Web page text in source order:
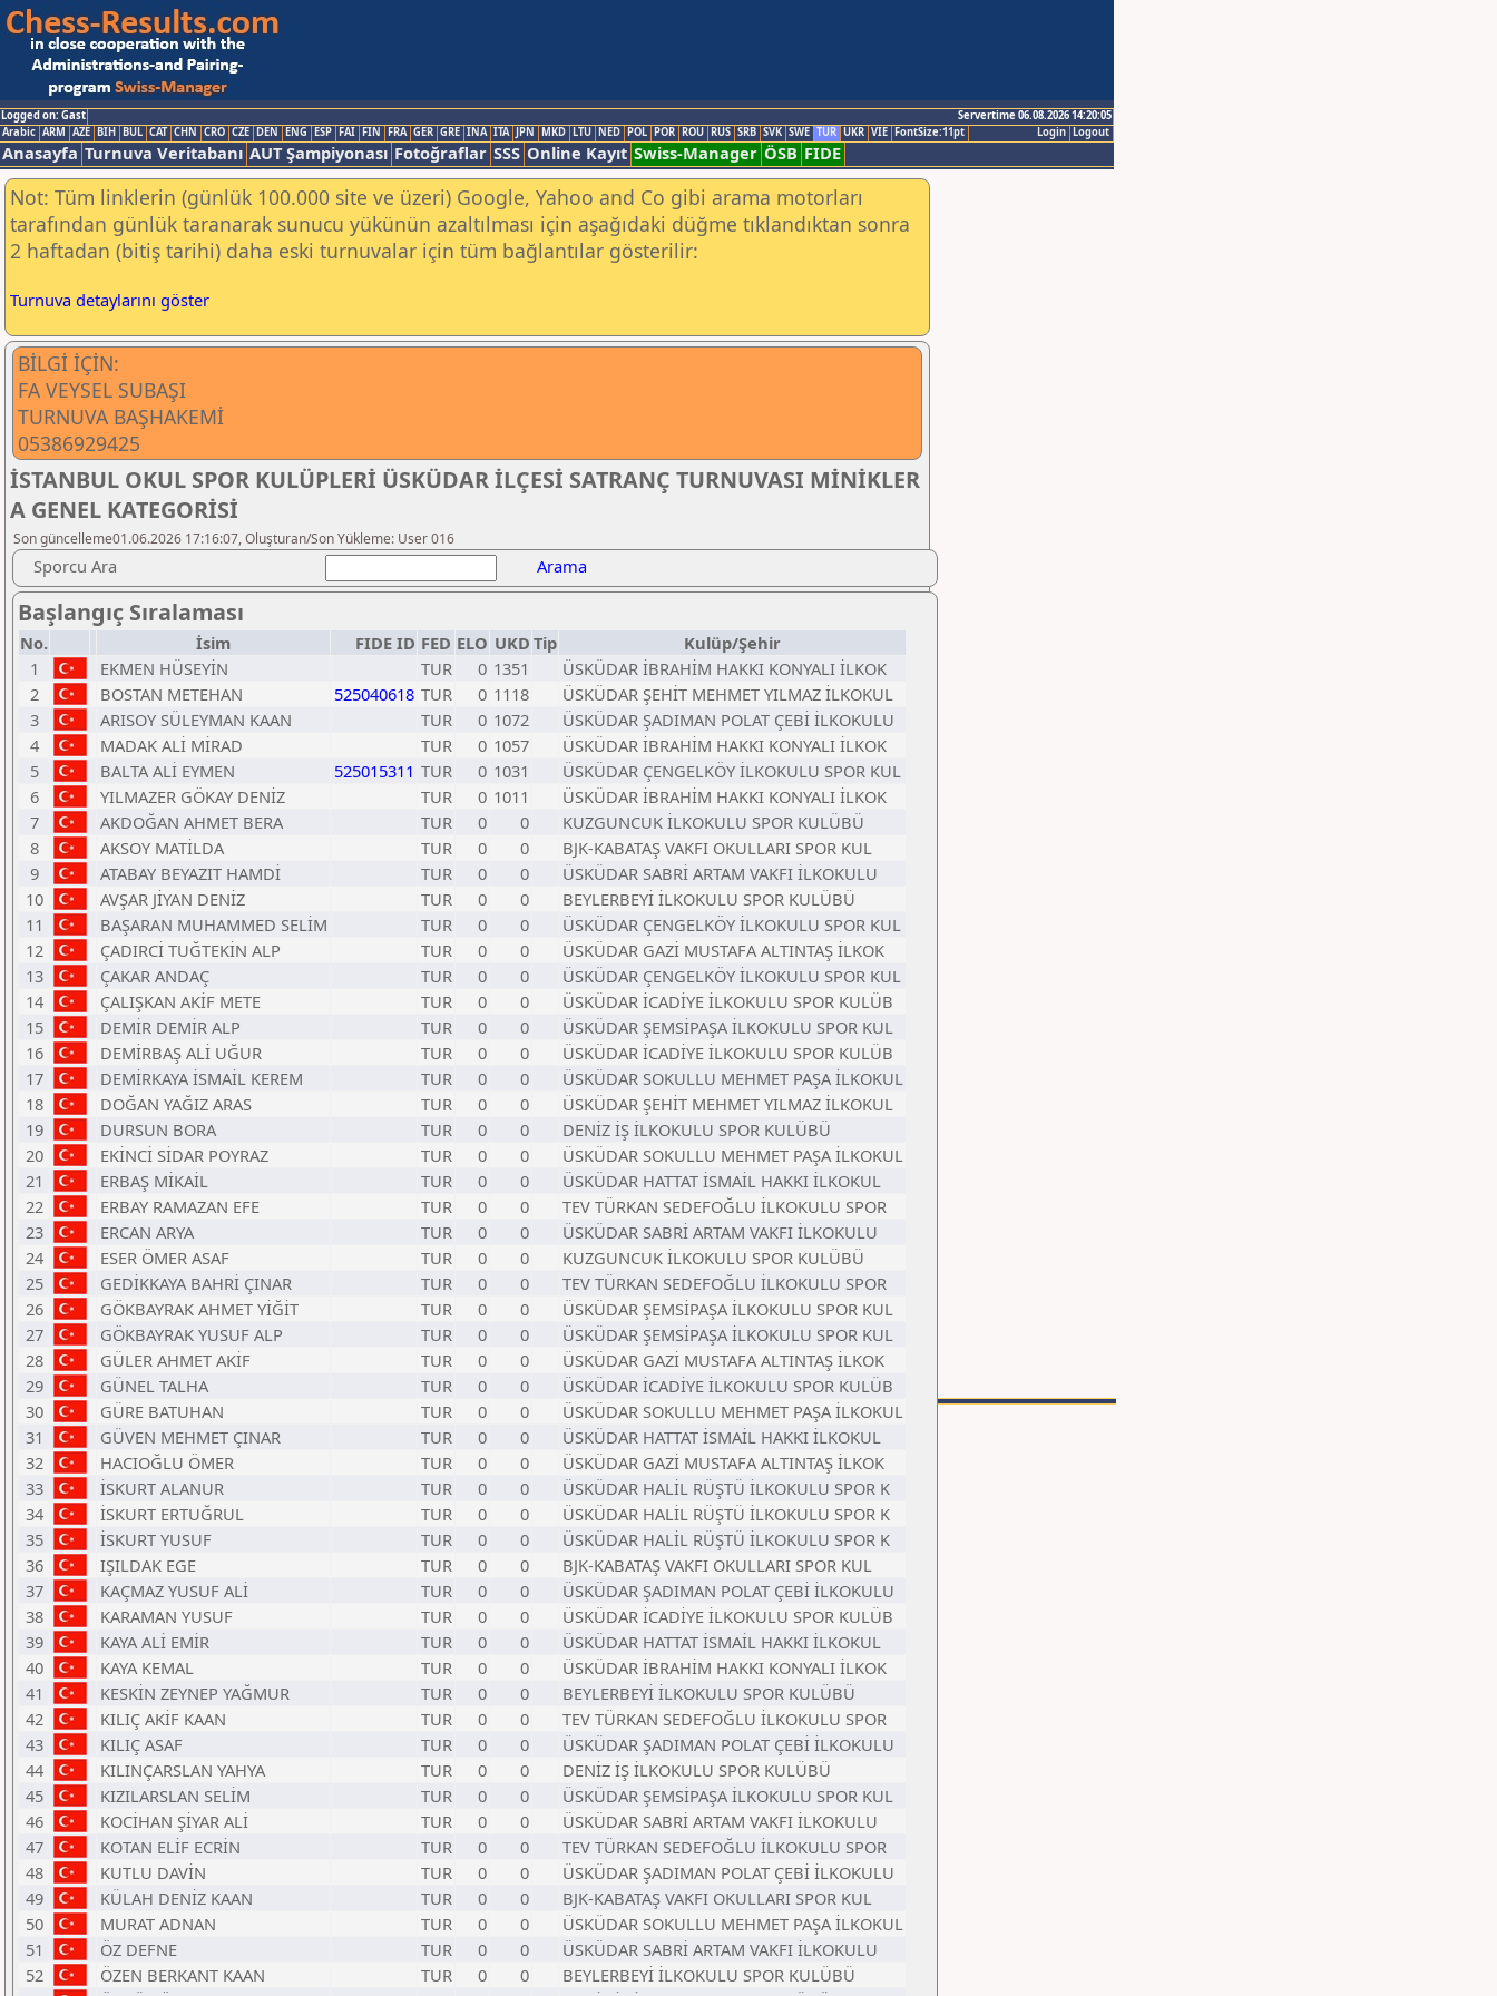
Logged on: Gast
Servertime 06.08.2026 14:20:05
Logout
Login
Arabic ARM AZE BIH BUL CAT CHN CRO CZE DEN ENG ESP FAI FIN FRA GER GRE INA ITA JPN MKD LTU NED POL POR ROU RUS SRB SVK SWE TUR UKR VIE FontSize:11pt
Anasayfa Turnuva Veritabanı AUT Şampiyonası Fotoğraflar SSS Online Kayıt Swiss-Manager ÖSB FIDE
Not: Tüm linklerin (günlük 100.000 site ve üzeri) Google, Yahoo and Co gibi arama motorları
tarafından günlük taranarak sunucu yükünün azaltılması için aşağıdaki düğme tıklandıktan sonra
2 haftadan (bitiş tarihi) daha eski turnuvalar için tüm bağlantılar gösterilir:
Turnuva detaylarını göster
BİLGİ İÇİN:
FA VEYSEL SUBAŞI
TURNUVA BAŞHAKEMİ
05386929425
İSTANBUL OKUL SPOR KULÜPLERİ ÜSKÜDAR İLÇESİ SATRANÇ TURNUVASI MİNİKLER
A GENEL KATEGORİSİ
Son güncelleme01.06.2026 17:16:07, Oluşturan/Son Yükleme: User 016
Sporcu Ara Arama
Başlangıç Sıralaması
No. İsim FIDE ID FED ELO UKD Tip
Kulüp/Şehir
1
EKMEN HÜSEYİN TUR 0 1351
ÜSKÜDAR İBRAHİM HAKKI KONYALI İLKOK
2
BOSTAN METEHAN 525040618 TUR 0 1118
ÜSKÜDAR ŞEHİT MEHMET YILMAZ İLKOKUL
3
ARISOY SÜLEYMAN KAAN TUR 0 1072
ÜSKÜDAR ŞADIMAN POLAT ÇEBİ İLKOKULU
4
MADAK ALİ MİRAD TUR 0 1057
ÜSKÜDAR İBRAHİM HAKKI KONYALI İLKOK
5
BALTA ALİ EYMEN 525015311 TUR 0 1031
ÜSKÜDAR ÇENGELKÖY İLKOKULU SPOR KUL
6
YILMAZER GÖKAY DENİZ TUR 0 1011
ÜSKÜDAR İBRAHİM HAKKI KONYALI İLKOK
7
AKDOĞAN AHMET BERA TUR 0 0
KUZGUNCUK İLKOKULU SPOR KULÜBÜ
8
AKSOY MATİLDA TUR 0 0
BJK-KABATAŞ VAKFI OKULLARI SPOR KUL
9
ATABAY BEYAZIT HAMDİ TUR 0 0
ÜSKÜDAR SABRİ ARTAM VAKFI İLKOKULU
10
AVŞAR JİYAN DENİZ TUR 0 0
BEYLERBEYİ İLKOKULU SPOR KULÜBÜ
11
BAŞARAN MUHAMMED SELİM TUR 0 0
ÜSKÜDAR ÇENGELKÖY İLKOKULU SPOR KUL
12
ÇADIRCİ TUĞTEKİN ALP TUR 0 0
ÜSKÜDAR GAZİ MUSTAFA ALTINTAŞ İLKOK
13
ÇAKAR ANDAÇ TUR 0 0
ÜSKÜDAR ÇENGELKÖY İLKOKULU SPOR KUL
14
ÇALIŞKAN AKİF METE TUR 0 0
ÜSKÜDAR İCADİYE İLKOKULU SPOR KULÜB
15
DEMİR DEMİR ALP TUR 0 0
ÜSKÜDAR ŞEMSİPAŞA İLKOKULU SPOR KUL
16
DEMİRBAŞ ALİ UĞUR TUR 0 0
ÜSKÜDAR İCADİYE İLKOKULU SPOR KULÜB
17
DEMİRKAYA İSMAİL KEREM TUR 0 0
ÜSKÜDAR SOKULLU MEHMET PAŞA İLKOKUL
18
DOĞAN YAĞIZ ARAS TUR 0 0
ÜSKÜDAR ŞEHİT MEHMET YILMAZ İLKOKUL
19
DURSUN BORA TUR 0 0
DENİZ İŞ İLKOKULU SPOR KULÜBÜ
20
EKİNCİ SİDAR POYRAZ TUR 0 0
ÜSKÜDAR SOKULLU MEHMET PAŞA İLKOKUL
21
ERBAŞ MİKAİL TUR 0 0
ÜSKÜDAR HATTAT İSMAİL HAKKI İLKOKUL
22
ERBAY RAMAZAN EFE TUR 0 0
TEV TÜRKAN SEDEFOĞLU İLKOKULU SPOR
23
ERCAN ARYA TUR 0 0
ÜSKÜDAR SABRİ ARTAM VAKFI İLKOKULU
24
ESER ÖMER ASAF TUR 0 0
KUZGUNCUK İLKOKULU SPOR KULÜBÜ
25
GEDİKKAYA BAHRİ ÇINAR TUR 0 0
TEV TÜRKAN SEDEFOĞLU İLKOKULU SPOR
26
GÖKBAYRAK AHMET YİĞİT TUR 0 0
ÜSKÜDAR ŞEMSİPAŞA İLKOKULU SPOR KUL
27
GÖKBAYRAK YUSUF ALP TUR 0 0
ÜSKÜDAR ŞEMSİPAŞA İLKOKULU SPOR KUL
28
GÜLER AHMET AKİF TUR 0 0
ÜSKÜDAR GAZİ MUSTAFA ALTINTAŞ İLKOK
29
GÜNEL TALHA TUR 0 0
ÜSKÜDAR İCADİYE İLKOKULU SPOR KULÜB
30
GÜRE BATUHAN TUR 0 0
ÜSKÜDAR SOKULLU MEHMET PAŞA İLKOKUL
31
GÜVEN MEHMET ÇINAR TUR 0 0
ÜSKÜDAR HATTAT İSMAİL HAKKI İLKOKUL
32
HACIOĞLU ÖMER TUR 0 0
ÜSKÜDAR GAZİ MUSTAFA ALTINTAŞ İLKOK
33
İSKURT ALANUR TUR 0 0
ÜSKÜDAR HALİL RÜŞTÜ İLKOKULU SPOR K
34
İSKURT ERTUĞRUL TUR 0 0
ÜSKÜDAR HALİL RÜŞTÜ İLKOKULU SPOR K
35
İSKURT YUSUF TUR 0 0
ÜSKÜDAR HALİL RÜŞTÜ İLKOKULU SPOR K
36
IŞILDAK EGE TUR 0 0
BJK-KABATAŞ VAKFI OKULLARI SPOR KUL
37
KAÇMAZ YUSUF ALİ TUR 0 0
ÜSKÜDAR ŞADIMAN POLAT ÇEBİ İLKOKULU
38
KARAMAN YUSUF TUR 0 0
ÜSKÜDAR İCADİYE İLKOKULU SPOR KULÜB
39
KAYA ALİ EMİR TUR 0 0
ÜSKÜDAR HATTAT İSMAİL HAKKI İLKOKUL
40
KAYA KEMAL TUR 0 0
ÜSKÜDAR İBRAHİM HAKKI KONYALI İLKOK
41
KESKİN ZEYNEP YAĞMUR TUR 0 0
BEYLERBEYİ İLKOKULU SPOR KULÜBÜ
42
KILIÇ AKİF KAAN TUR 0 0
TEV TÜRKAN SEDEFOĞLU İLKOKULU SPOR
43
KILIÇ ASAF TUR 0 0
ÜSKÜDAR ŞADIMAN POLAT ÇEBİ İLKOKULU
44
KILINÇARSLAN YAHYA TUR 0 0
DENİZ İŞ İLKOKULU SPOR KULÜBÜ
45
KIZILARSLAN SELİM TUR 0 0
ÜSKÜDAR ŞEMSİPAŞA İLKOKULU SPOR KUL
46
KOCİHAN ŞİYAR ALİ TUR 0 0
ÜSKÜDAR SABRİ ARTAM VAKFI İLKOKULU
47
KOTAN ELİF ECRİN TUR 0 0
TEV TÜRKAN SEDEFOĞLU İLKOKULU SPOR
48
KUTLU DAVİN TUR 0 0
ÜSKÜDAR ŞADIMAN POLAT ÇEBİ İLKOKULU
49
KÜLAH DENİZ KAAN TUR 0 0
BJK-KABATAŞ VAKFI OKULLARI SPOR KUL
50
MURAT ADNAN TUR 0 0
ÜSKÜDAR SOKULLU MEHMET PAŞA İLKOKUL
51
ÖZ DEFNE TUR 0 0
ÜSKÜDAR SABRİ ARTAM VAKFI İLKOKULU
52
ÖZEN BERKANT KAAN TUR 0 0
BEYLERBEYİ İLKOKULU SPOR KULÜBÜ